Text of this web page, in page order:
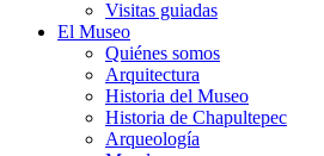
Visitas guiadas
El Museo
Quiénes somos
Arquitectura
Historia del Museo
Historia de Chapultepec
Arqueología